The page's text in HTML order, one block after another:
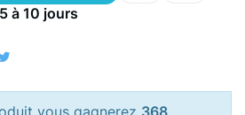
à 10 jours
vous gagnerez 368